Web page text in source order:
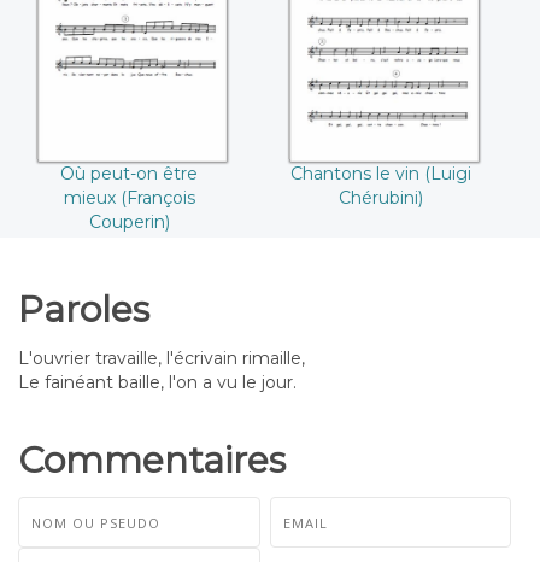
mieux (François
Couperin)
Où peut-on être
mieux (François
Couperin)
(Luigi Chérubini)
Chantons le vin (Luigi
Chérubini)
Paroles
L'ouvrier travaille, l'écrivain rimaille,
Le fainéant baille, l'on a vu le jour.
Commentaires